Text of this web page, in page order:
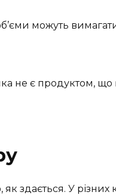
можуть
не є продуктом, що
здається. У різних